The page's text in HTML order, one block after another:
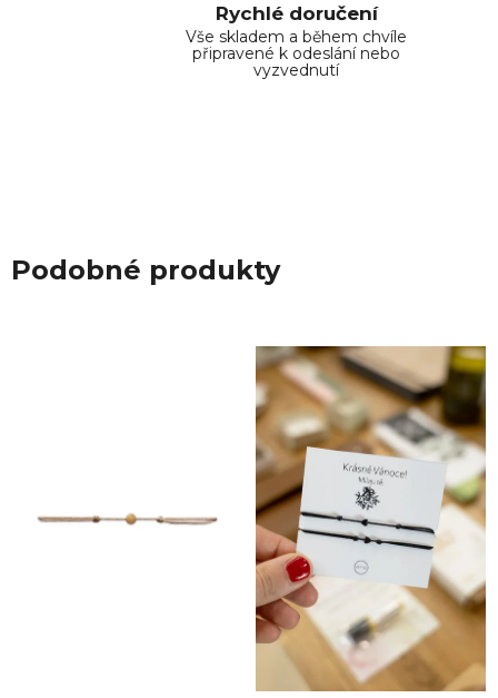
Rychlé doručení
Vše skladem a během chvíle
připravené k odeslání nebo
vyzvednutí
Podobné produkty